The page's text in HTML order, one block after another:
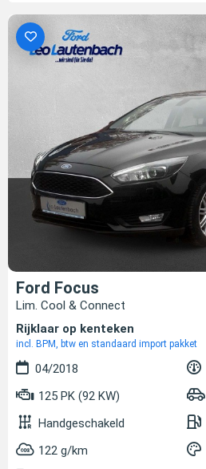
Ford Focus
Lim. Cool & Connect
Rijklaar op kenteken
incl. BPM, btw en standaard import pakket
04/2018
125 PK (92 KW)
Handgeschakeld
122 g/km